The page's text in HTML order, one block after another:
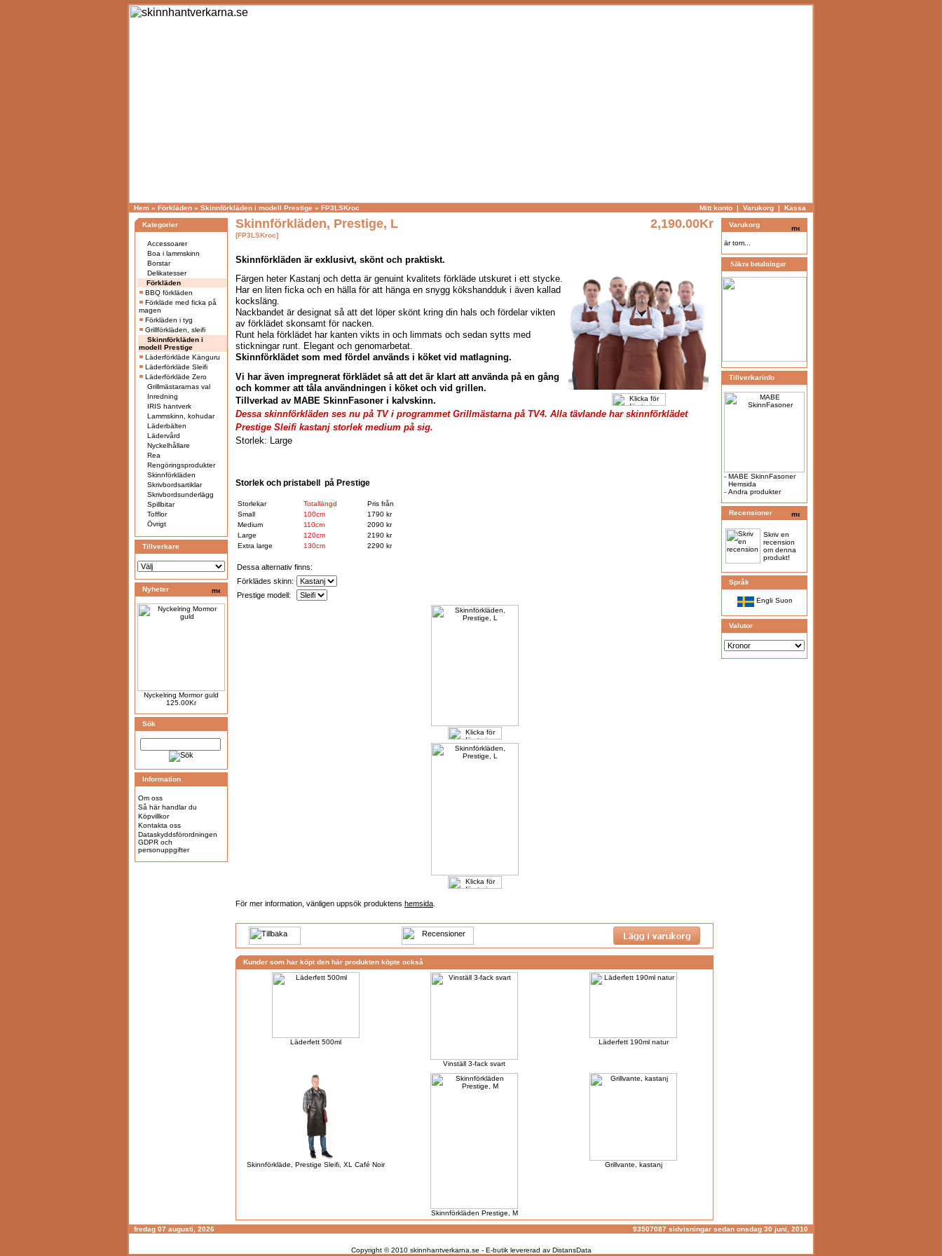
Hem » Förkläden » Skinnförkläden i modell Prestige » FP3LSKroc Mitt konto | Varukorg | Kassa
Kategorier
Accessoarer
Boa i lammskinn
Borstar
Delikatesser
Förkläden
BBQ förkläden
Förkläde med ficka på
magen
Förkläden i tyg
Grillförkläden, sleifi
Skinnförkläden i
modell Prestige
Läderförkläde Känguru
Läderförkläde Sleifi
Läderförkläde Zero
Grillmästararnas val
Inredning
IRIS hantverk
Lammskinn, kohudar
Läderbälten
Lädervård
Nyckelhållare
Rea
Rengöringsprodukter
Skinnförkläden
Skrivbordsartiklar
Skrivbordsunderlägg
Spillbitar
Tofflor
Övrigt
Tillverkare
Nyheter
Nyckelring Mormor guld
125.00Kr
Sök
Information
Om oss
Så här handlar du
Köpvillkor
Kontakta oss
Dataskyddsförordningen
GDPR och
personuppgifter
Skinnförkläden, Prestige, L
[FP3LSKroc]
2,190.00Kr
Skinnförkläden är exklusivt, skönt och praktiskt.
Färgen heter Kastanj och detta är genuint kvalitets förkläde utskuret i ett stycke.
Har en liten ficka och en hälla för att hänga en snygg kökshandduk i även kallad
kocksläng.
Nackbandet är designat så att det löper skönt kring din hals och fördelar vikten
av förklädet skonsamt för nacken.
Runt hela förklädet har kanten vikts in och limmats och sedan sytts med
stickningar runt. Elegant och genomarbetat.
Skinnförklädet som med fördel används i köket vid matlagning.
Vi har även impregnerat förklädet så att det är klart att använda på en gång
och kommer att tåla användningen i köket och vid grillen.
Tillverkad av MABE SkinnFasoner i kalvskinn.
Dessa skinnförkläden ses nu på TV i programmet Grillmästarna på TV4. Alla tävlande har skinnförklädet
Prestige Sleifi kastanj storlek medium på sig.
Storlek: Large
Storlek och pristabell på Prestige
Storlekar Totallängd
Pris från
Small
100cm
1790 kr
Medium
110cm
2090 kr
Large
120cm
2190 kr
Extra large
130cm 2290 kr
Dessa alternativ finns:
Förklädes skinn:
Prestige modell:
För mer information, vänligen uppsök produktens hemsida
Kunder som har köpt den här produkten köpte också
Läderfett 500ml
Vinställ 3-fack svart
Läderfett 190ml natur
Skinnförkläde, Prestige Sleifi, XL Café Noir
Skinnförkläden Prestige, M
Grillvante, kastanj
Varukorg
är tom...
Säkra betalningar
Tillverkarinfo
- MABE SkinnFasoner
Hemsida
- Andra produkter
Recensioner
Skriv en
recension
om denna
produkt!
Språk
Valutor
fredag 07 augusti, 2026 93507087 sidvisningar sedan onsdag 30 juni, 2010
Copyright © 2010 skinnhantverkarna.se - E-butik levererad av DistansData